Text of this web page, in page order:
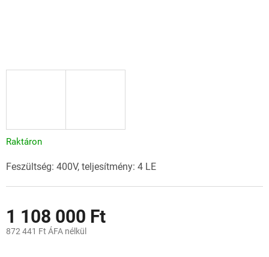
1 108 000 Ft
872 441 Ft ÁFA nélkül
Raktáron
Feszültség: 400V, teljesítmény: 4 LE